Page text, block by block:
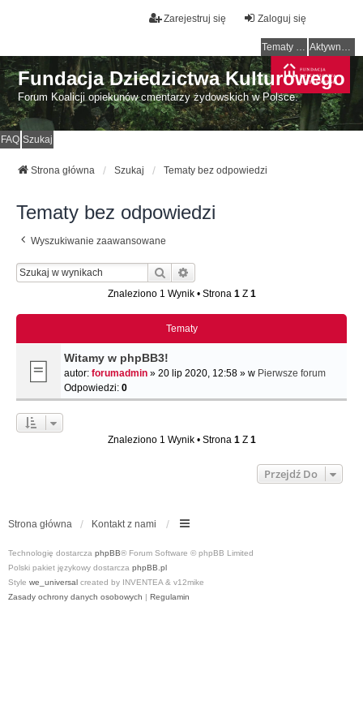
Zaloguj się
Zarejestruj się
Tematy bez odpowiedzi Aktywne tematy
Fundacja Dziedzictwa Kulturowego
Forum Koalicji opiekunów cmentarzy żydowskich w Polsce.
FAQ Szukaj
Strona główna Szukaj Tematy bez odpowiedzi
Tematy bez odpowiedzi
Wyszukiwanie zaawansowane
Szukaj
Znaleziono 1 Wynik • Strona 1Z 1
Tematy
Witamy w phpBB3!
autor: forumadmin » 20 lip 2020, 12:58 » w Pierwsze forum
Odpowiedzi: 0
Znaleziono 1 Wynik • Strona 1Z 1
Przejdź Do
Strona główna Kontakt z nami
Technologię dostarcza phpBB® Forum Software © phpBB Limited
Polski pakiet językowy dostarcza phpBB.pl
Style we_universal created by INVENTEA & v12mike
Zasady ochrony danych osobowych | Regulamin